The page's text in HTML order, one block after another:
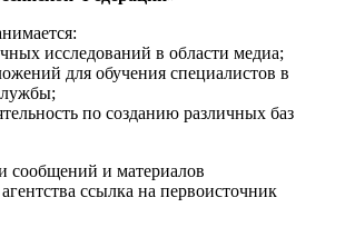
исследований в области медиа;
для обучения специалистов в
по созданию различных баз
сообщений и материалов
ссылка на первоисточник